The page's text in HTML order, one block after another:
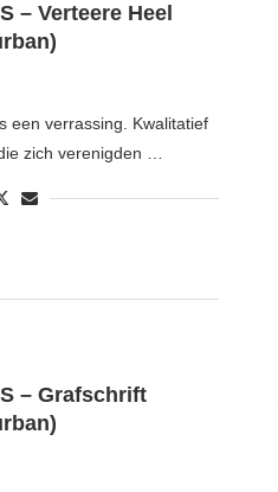
– Verteere Heel
een verrassing. Kwalitatief
zich verenigden …
– Grafschrift